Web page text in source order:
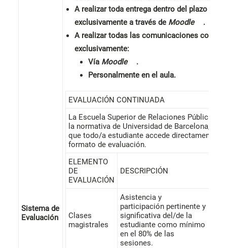
Sistema de
Evaluación
A realizar toda entrega dentro del plazo
exclusivamente a través de Moodle
.
A realizar todas las comunicaciones con el/
exclusivamente:
Vía Moodle
.
Personalmente en el aula.
EVALUACIÓN CONTINUADA
La Escuela Superior de Relaciones Públicas,
la normativa de Universidad de Barcelona,
que todo/a estudiante accede directamente a
formato de evaluación.
ELEMENTO
DE
EVALUACIÓN
DESCRIPCIÓN
Clases
magistrales
Asistencia y
participación pertinente y
significativa del/de la
estudiante como mínimo
en el 80% de las
sesiones.